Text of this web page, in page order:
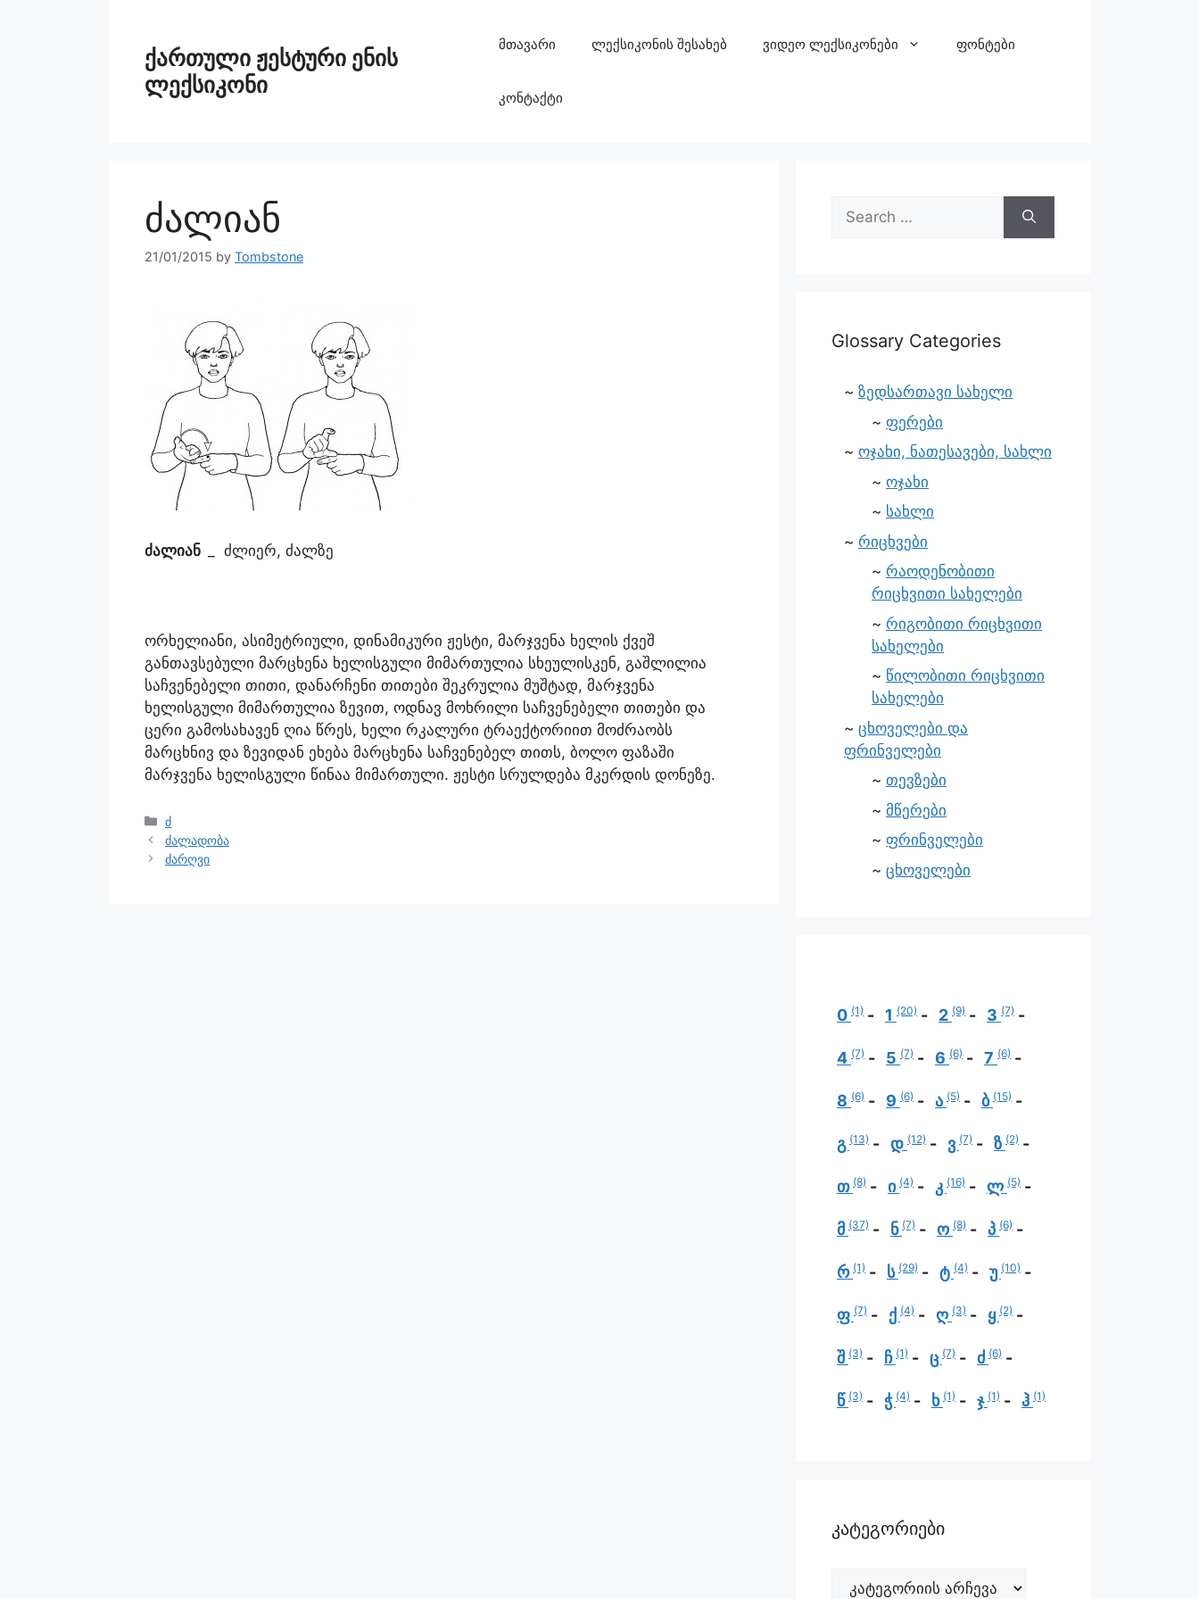
ქართული ჟესტური ენის
ლექსიკონი
მთავარი ლექსიკონის შესახებ ვიდეო ლექსიკონები ფონტები
კონტაქტი
ძალიან
21/01/2015 by Tombstone
ძალიან _ ძლიერ, ძალზე
ორხელიანი, ასიმეტრიული, დინამიკური ჟესტი, მარჯვენა ხელის ქვეშ
განთავსებული მარცხენა ხელისგული მიმართულია სხეულისკენ, გაშლილია
საჩვენებელი თითი, დანარჩენი თითები შეკრულია მუშტად, მარჯვენა
ხელისგული მიმართულია ზევით, ოდნავ მოხრილი საჩვენებელი თითები და
ცერი გამოსახავენ ღია წრეს, ხელი რკალური ტრაექტორიით მოძრაობს
მარცხნივ და ზევიდან ეხება მარცხენა საჩვენებელ თითს, ბოლო ფაზაში
მარჯვენა ხელისგული წინაა მიმართული. ჟესტი სრულდება მკერდის დონეზე.
ძ
ძალადობა
ძარღვი
Glossary Categories
ზედსართავი სახელი
ფერები
ოჯახი, ნათესავები, სახლი
ოჯახი
სახლი
რიცხვები
რაოდენობითი
რიცხვითი სახელები
რიგობითი რიცხვითი
სახელები
წილობითი რიცხვითი
სახელები
ცხოველები და
ფრინველები
თევზები
მწერები
ფრინველები
ცხოველები
0 (1) 1 (20) 2 (9) 3 (7)
4 (7) 5 (7) 6 (6) 7 (6)
8 (6) 9 (6) ა (5) ბ (15)
გ (13) დ (12) ვ (7) ზ (2)
თ (8) ი (4) კ (16) ლ (5)
მ (37) ნ (7) ო (8) პ (6)
რ (1) ს (29) ტ (4) უ (10)
ფ (7) ქ (4) ღ (3) ყ (2)
შ (3) ჩ (1) ც (7) ძ (6)
წ (3) ჭ (4) ხ (1) ჯ (1) ჰ (1)
კატეგორიები